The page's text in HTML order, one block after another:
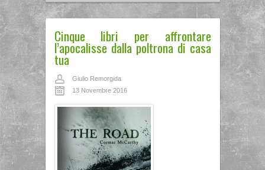
Cinque libri per affrontare
l’apocalisse dalla poltrona di casa
tua
Giulio Remorgida
13 Novembre 2016